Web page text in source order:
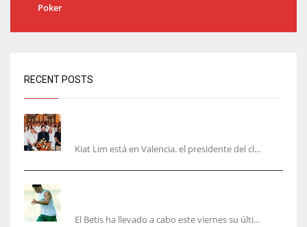
Poker
RECENT POSTS
Kiat Lim está en Valencia. el presidente del cl...
El Betis ha llevado a cabo este viernes su últi...